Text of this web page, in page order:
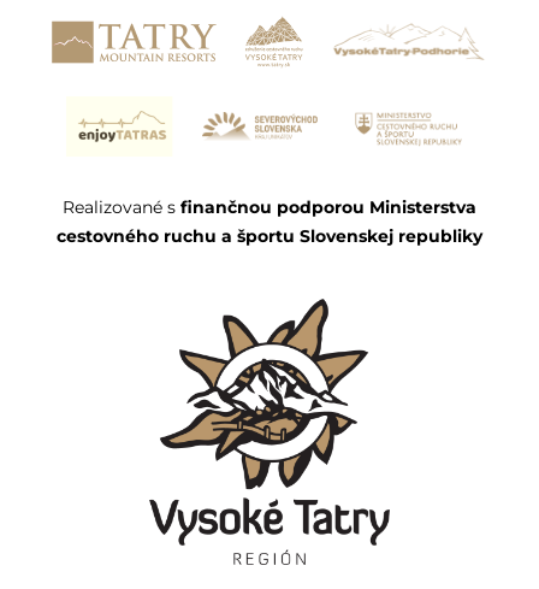
Realizované s finančnou podporou Ministerstva
cestovného ruchu a športu Slovenskej republiky